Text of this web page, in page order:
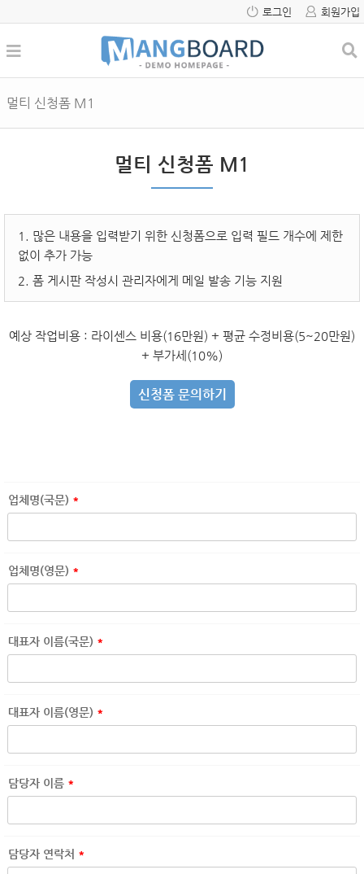
로그인 회원가입
멀티 신청폼 M1
멀티 신청폼 M1
1. 많은 내용을 입력받기 위한 신청폼으로 입력 필드 개수에 제한
없이 추가 가능
2. 폼 게시판 작성시 관리자에게 메일 발송 기능 지원
예상 작업비용 : 라이센스 비용(16만원) + 평균 수정비용(5~20만원)
+ 부가세(10%)
신청폼 문의하기
업체명(국문) *
업체명(영문) *
대표자 이름(국문) *
대표자 이름(영문) *
담당자 이름 *
담당자 연락처 *